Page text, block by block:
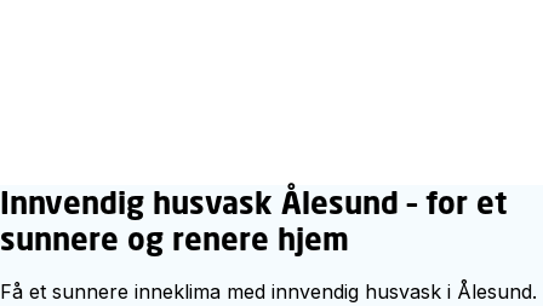
Innvendig husvask Ålesund – for et
sunnere og renere hjem
Få et sunnere inneklima med innvendig husvask i Ålesund.